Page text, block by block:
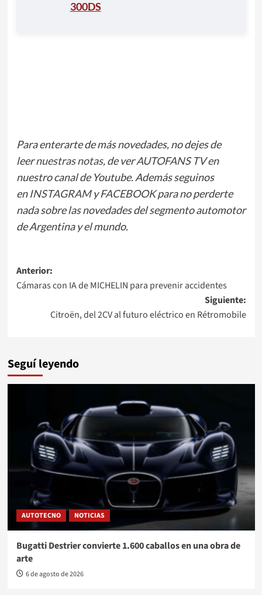
300DS
Para enterarte de más novedades, no dejes de
leernuestras notas, de verAUTOFANS TVen
nuestro canal de Youtube. Además seguinos
enINSTAGRAMyFACEBOOKpara no perderte
nada sobre las novedades del segmento automotor
de Argentina y el mundo.
Navegación
de
entradas
Anterior:
Cámaras con IA de MICHELIN para prevenir accidentes
Siguiente:
Citroën, del 2CV al futuro eléctrico en Rétromobile
Seguí leyendo
AUTOTECNO NOTICIAS
Bugatti Destrier convierte 1.600 caballos en una obra de
arte
6 de agosto de 2026